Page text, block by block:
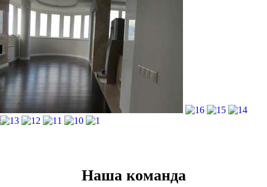
Наша команда